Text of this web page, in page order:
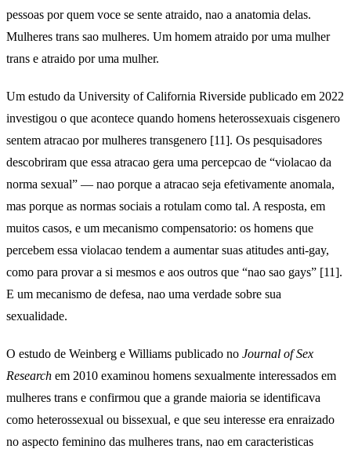
pessoas por quem voce se sente atraido, nao a anatomia delas.
Mulheres trans sao mulheres. Um homem atraido por uma mulher
trans e atraido por uma mulher.
Um estudo da University of California Riverside publicado em 2022
investigou o que acontece quando homens heterossexuais cisgenero
sentem atracao por mulheres transgenero [11]. Os pesquisadores
descobriram que essa atracao gera uma percepcao de “violacao da
norma sexual” — nao porque a atracao seja efetivamente anomala,
mas porque as normas sociais a rotulam como tal. A resposta, em
muitos casos, e um mecanismo compensatorio: os homens que
percebem essa violacao tendem a aumentar suas atitudes anti-gay,
como para provar a si mesmos e aos outros que “nao sao gays” [11].
E um mecanismo de defesa, nao uma verdade sobre sua
sexualidade.
O estudo de Weinberg e Williams publicado no Journal of Sex
Research em 2010 examinou homens sexualmente interessados em
mulheres trans e confirmou que a grande maioria se identificava
como heterossexual ou bissexual, e que seu interesse era enraizado
no aspecto feminino das mulheres trans, nao em caracteristicas